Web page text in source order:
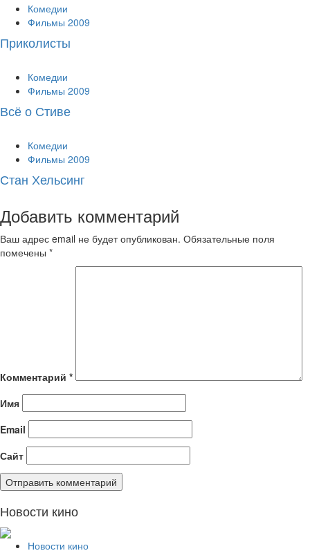
Комедии
Фильмы 2009
Приколисты
Комедии
Фильмы 2009
Всё о Стиве
Комедии
Фильмы 2009
Стан Хельсинг
Добавить комментарий
Ваш адрес email не будет опубликован. Обязательные поля
помечены *
Комментарий *
Имя
Email
Сайт
Новости кино
Новости кино